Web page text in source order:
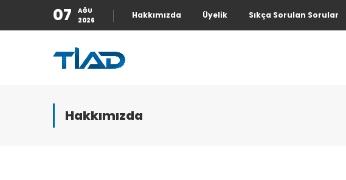
07
AĞU
2026
Hakkımızda Üyelik Sıkça Sorulan Sorular
Hakkımızda